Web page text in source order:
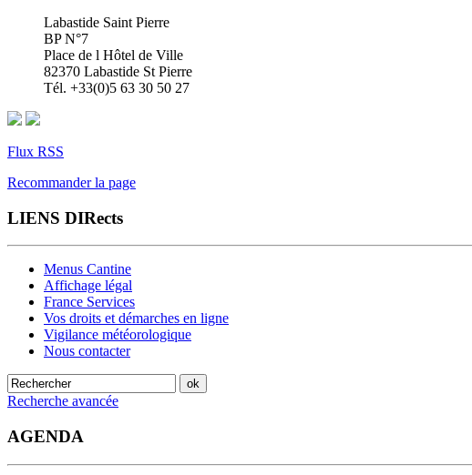
Labastide Saint Pierre
BP N°7
Place de l Hôtel de Ville
82370 Labastide St Pierre
Tél. +33(0)5 63 30 50 27
Flux RSS
Recommander la page
LIENS DIRects
Menus Cantine
Affichage légal
France Services
Vos droits et démarches en ligne
Vigilance météorologique
Nous contacter
Recherche avancée
AGENDA